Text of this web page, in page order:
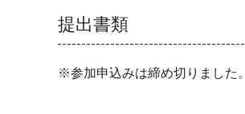
提出書類
※参加申込みは締め切りました。